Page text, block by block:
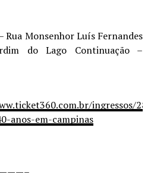
Rua Monsenhor Luís Fernandes
do Lago Continuação –
ingressos/
anos-em-campinas